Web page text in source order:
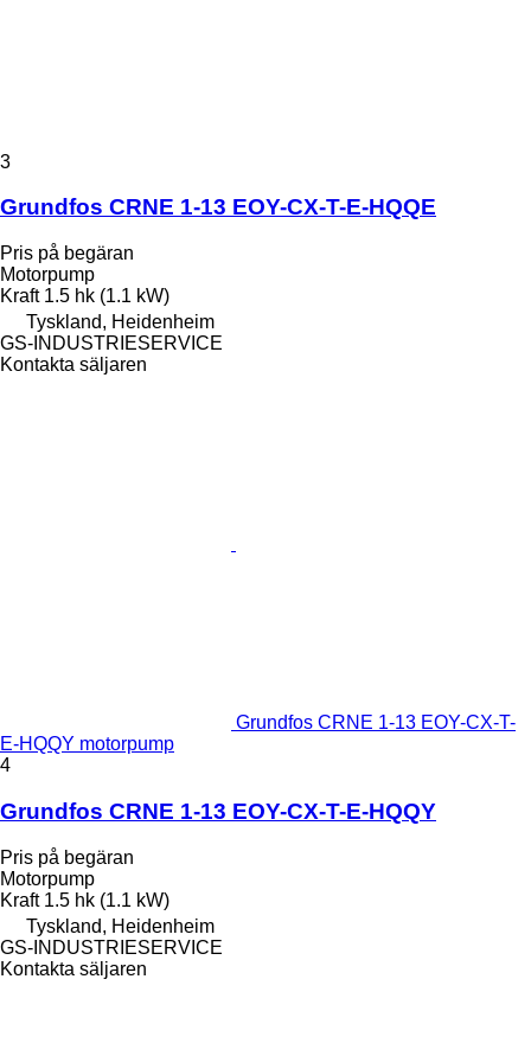
3
Grundfos CRNE 1-13 EOY-CX-T-E-HQQE
Pris på begäran
Motorpump
Kraft 1.5 hk (1.1 kW)
Tyskland, Heidenheim
GS-INDUSTRIESERVICE
Kontakta säljaren
Grundfos CRNE 1-13 EOY-CX-T-
E-HQQY motorpump
4
Grundfos CRNE 1-13 EOY-CX-T-E-HQQY
Pris på begäran
Motorpump
Kraft 1.5 hk (1.1 kW)
Tyskland, Heidenheim
GS-INDUSTRIESERVICE
Kontakta säljaren